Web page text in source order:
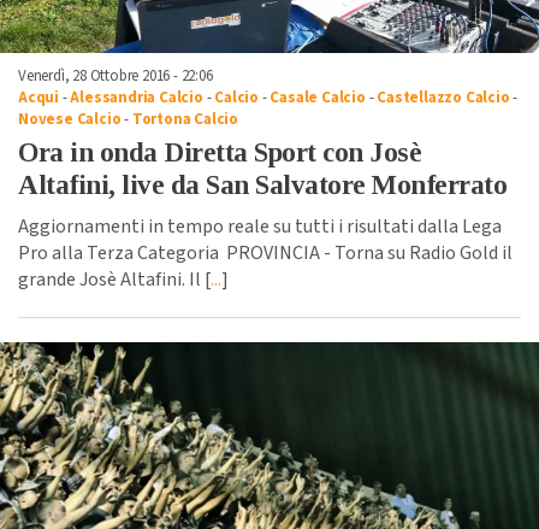
Venerdì, 28 Ottobre 2016 - 22:06
Acqui -Alessandria Calcio -Calcio -Casale Calcio -Castellazzo Calcio-
Novese Calcio- Tortona Calcio
Ora in onda Diretta Sport con Josè
Altafini, live da San Salvatore Monferrato
Aggiornamenti in tempo reale su tutti i risultati dalla Lega
Pro alla Terza Categoria PROVINCIA - Torna su Radio Gold il
grande Josè Altafini. Il [...]